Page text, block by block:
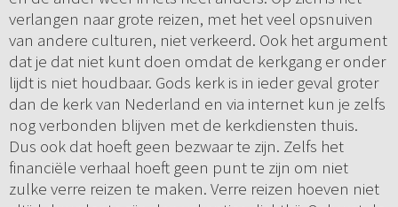
verlangen naar grote reizen, met het veel opsnuiven
van andere culturen, niet verkeerd. Ook het argument
dat je dat niet kunt doen omdat de kerkgang er onder
lijdt is niet houdbaar. Gods kerk is in ieder geval groter
dan de kerk van Nederland en via internet kun je zelfs
nog verbonden blijven met de kerkdiensten thuis.
Dus ook dat hoeft geen bezwaar te zijn. Zelfs het
financiële verhaal hoeft geen punt te zijn om niet
zulke verre reizen te maken. Verre reizen hoeven niet